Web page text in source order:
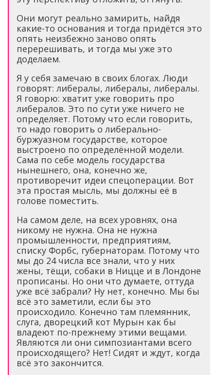
Они могут реально замирить, найдя
какие-то основания и тогда придётся это
опять неизбежно заново опять
перерешивать, и тогда мы уже это
доделаем.
Я у себя замечаю в своих блогах. Люди
говорят: либералы, либералы, либералы.
Я говорю: хватит уже говорить про
либералов. Это по сути уже ничего не
определяет. Потому что если говорить,
то надо говорить о либерально-
буржуазном государстве, которое
выстроено по определённой модели.
Сама по себе модель государства
нынешнего, она, конечно же,
противоречит идеи спецоперации. Вот
эта простая мысль, мы должны её в
голове поместить.
На самом деле, на всех уровнях, она
никому не нужна. Она не нужна
промышленности, предприятиям,
списку Форбс, губернаторам. Потому что
мы до 24 числа все знали, что у них
жены, тёщи, собаки в Ницце и в Лондоне
прописаны. Но они что думаете, оттуда
уже всё забрали? Ну нет, конечно. Мы бы
всё это заметили, если бы это
происходило. Конечно там племянник,
слуга, дворецкий кот Мурын как бы
владеют по-прежнему этими вещами.
Являются ли они симпозиантами всего
происходящего? Нет! Сидят и ждут, когда
всё это закончится.